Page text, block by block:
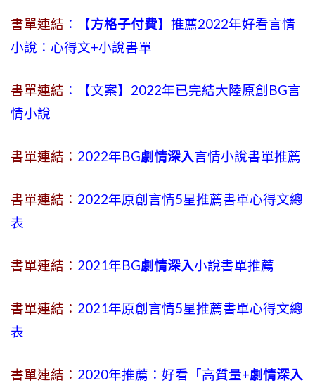
書單連結 ：【方格子付費】推薦2022年好看言情
小說：心得文+小說書單
書單連結 ：【文案】2022年已完結大陸原創BG言
情小說
書單連結： 2022年BG劇情深入言情小說書單推薦
書單連結： 2022年原創言情5星推薦書單心得文總
表
書單連結： 2021年BG劇情深入小說書單推薦
書單連結： 2021年原創言情5星推薦書單心得文總
表
書單連結： 2020年推薦：好看「高質量+劇情深入